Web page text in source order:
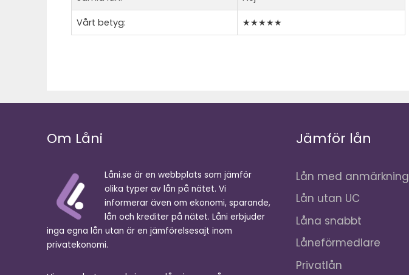
Vårt betyg: ★★★★★
Om Låni
Låni.se är en webbplats som jämför
olika typer av lån på nätet. Vi
informerar även om ekonomi, sparande,
lån och krediter på nätet. Låni erbjuder
inga egna lån utan är en jämförelsesajt inom
privatekonomi.
Jämför lån
Lån med anmärkning
Lån utan UC
Låna snabbt
Låneförmedlare
Privatlån